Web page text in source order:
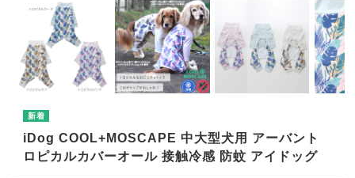
iDog COOL+MOSCAPE 中大型犬用 アーバント
ロピカルカバーオール 接触冷感 防蚊 アイドッグ